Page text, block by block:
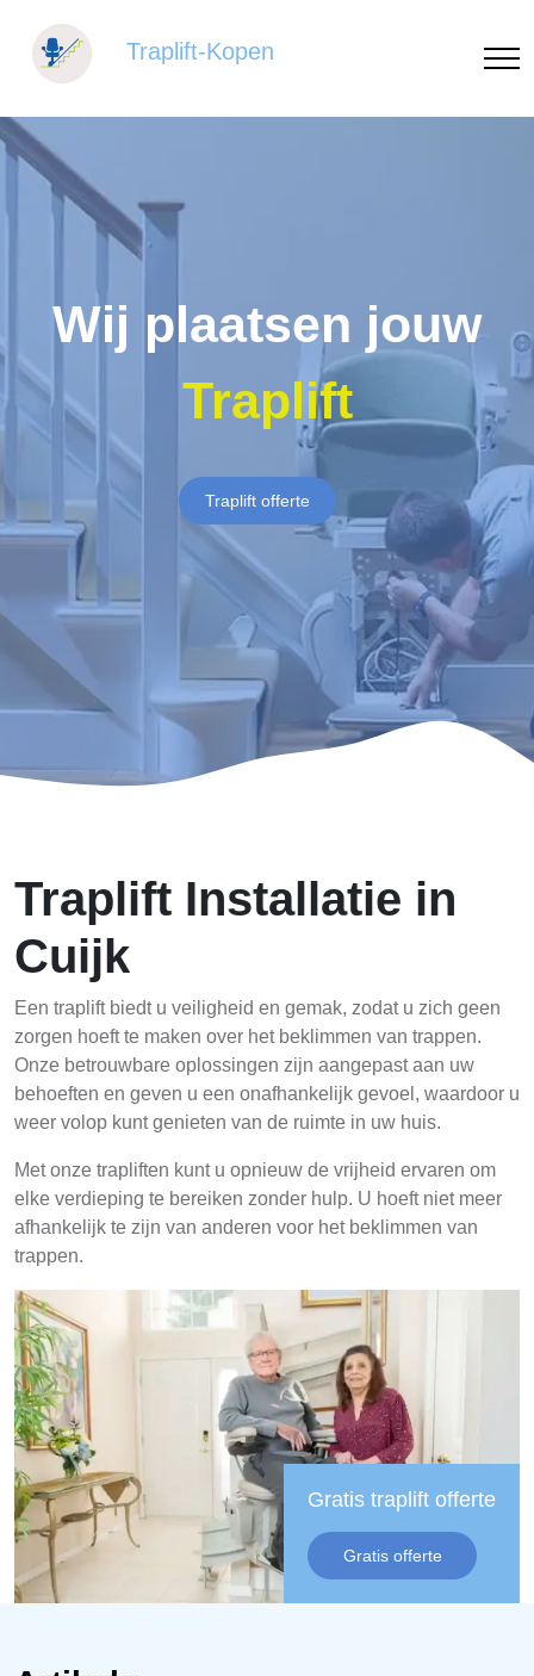
Traplift-Kopen
Wij plaatsen jouw
Traplift
Traplift offerte
Traplift Installatie in
Cuijk
Een traplift biedt u veiligheid en gemak, zodat u zich geen
zorgen hoeft te maken over het beklimmen van trappen.
Onze betrouwbare oplossingen zijn aangepast aan uw
behoeften en geven u een onafhankelijk gevoel, waardoor u
weer volop kunt genieten van de ruimte in uw huis.
Met onze trapliften kunt u opnieuw de vrijheid ervaren om
elke verdieping te bereiken zonder hulp. U hoeft niet meer
afhankelijk te zijn van anderen voor het beklimmen van
trappen.
Gratis traplift offerte
Gratis offerte